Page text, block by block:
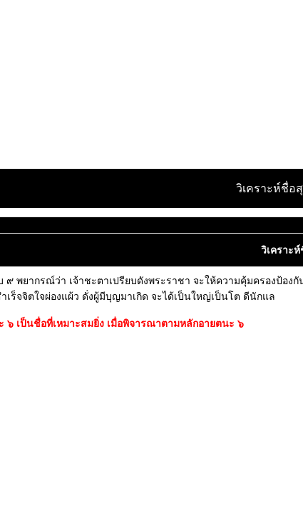
วิเคราะห์ชื่อ
วิเคราะ
พยากรณ์ว่า เจ้าชะตาเปรียบดังพระราชา จะให้ความคุ้มครองป้อง
เร็จจิตใจผ่องแผ้ว ดั่งผู้มีบุญมาเกิด จะได้เป็นใหญ่เป็นโต ดีนักแล
เป็นชื่อที่เหมาะสมยิ่ง เมื่อพิจารณาตามหลักอายตนะ ๖